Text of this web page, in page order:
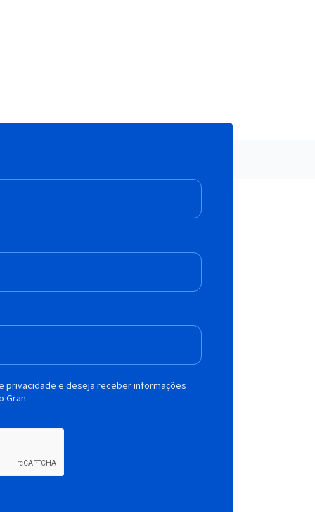
privacidade e deseja receber informações
Gran.